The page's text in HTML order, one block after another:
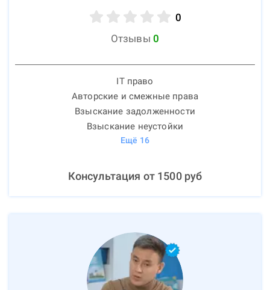
0
Отзывы 0
IT право
Авторские и смежные права
Взыскание задолженности
Взыскание неустойки
Ещё 16
Консультация от 1500руб